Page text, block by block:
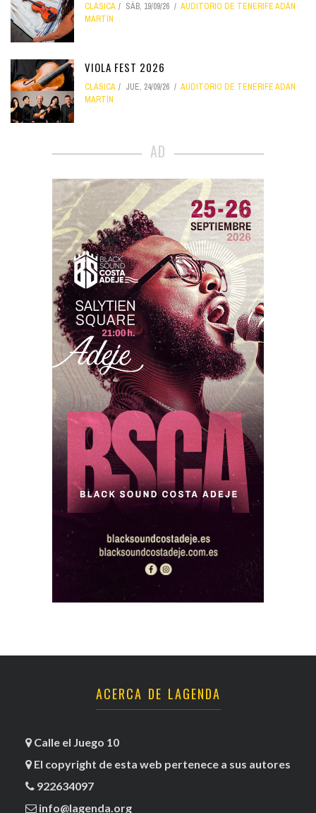
CLÁSICA SÁB, 19/09/26
AUDITORIO DE TENERIFE ADÁN
MARTÍN
VIOLA FEST 2026
CLÁSICA JUE, 24/09/26
AUDITORIO DE TENERIFE ADÁN
MARTÍN
AD
ACERCA DE LAGENDA
Calle el Juego 10
El copyright de esta web pertenece a sus autores
922634097
info@lagenda.org